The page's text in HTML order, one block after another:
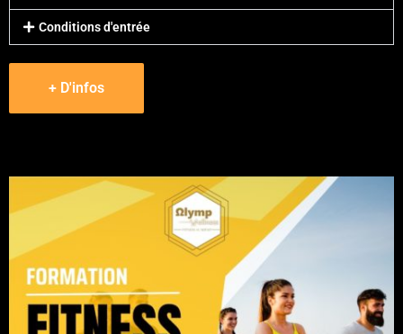
Conditions d'entrée
+ D'infos